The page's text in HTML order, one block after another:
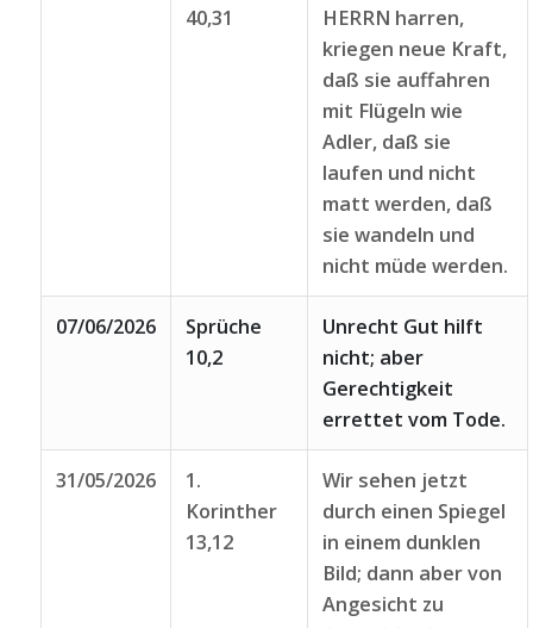
40,31
HERRN harren,
kriegen neue Kraft,
daß sie auffahren
mit Flügeln wie
Adler, daß sie
laufen und nicht
matt werden, daß
sie wandeln und
nicht müde werden.
07/06/2026
Sprüche
10,2
Unrecht Gut hilft
nicht; aber
Gerechtigkeit
errettet vom Tode.
31/05/2026
1.
Korinther
13,12
Wir sehen jetzt
durch einen Spiegel
in einem dunklen
Bild; dann aber von
Angesicht zu